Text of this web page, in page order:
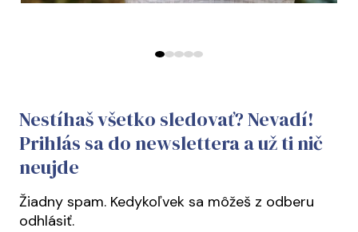
Nestíhaš všetko sledovať? Nevadí!
Prihlás sa do newslettera a už ti nič
neujde
Žiadny spam. Kedykoľvek sa môžeš z odberu
odhlásiť.